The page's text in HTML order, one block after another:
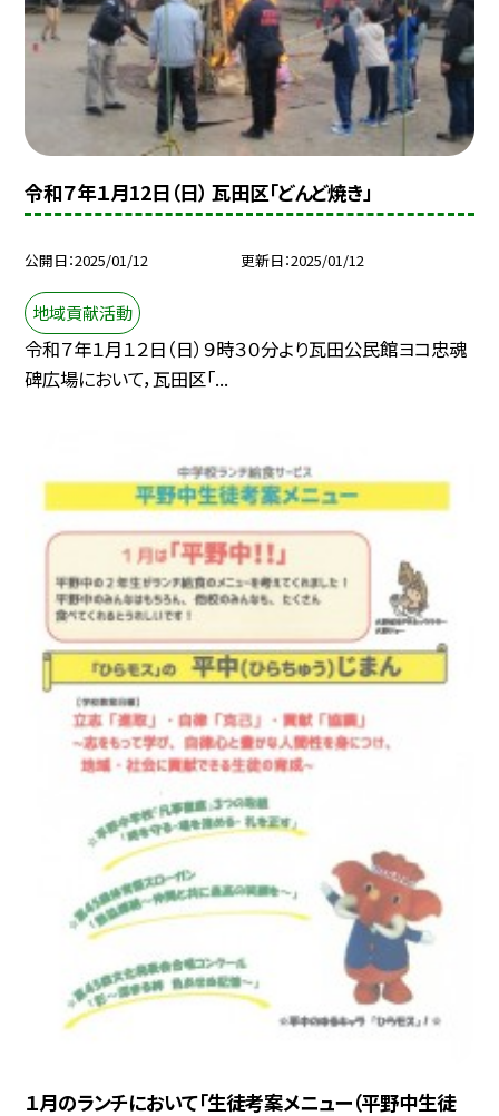
令和７年１月12日（日） 瓦田区「どんど焼き」
公開日 2025/01/12 更新日 2025/01/12
地域貢献活動
令和７年１月１２日（日）９時３０分より瓦田公民館ヨコ忠魂
碑広場において，瓦田区「...
１月のランチにおいて「生徒考案メニュー（平野中生徒